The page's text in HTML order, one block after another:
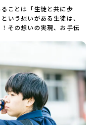
ことは「生徒と共に歩
いう想いがある生徒は、
その想いの実現、お手伝